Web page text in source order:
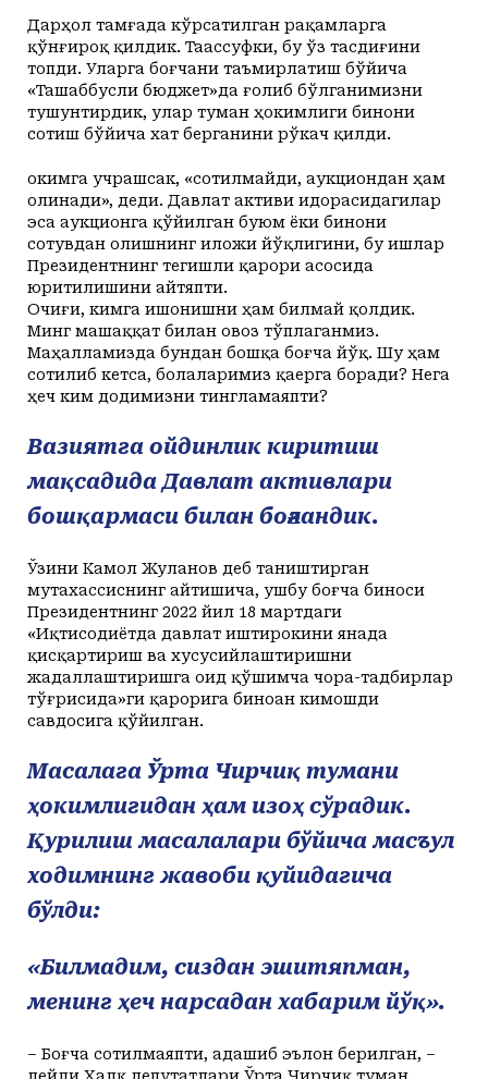
Дарҳол тамғада кўрсатилган рақамларга
қўнғироқ қилдик. Таассуфки, бу ўз тасдиғини
топди. Уларга боғчани таъмирлатиш бўйича
«Ташаббусли бюджет»да ғолиб бўлганимизни
тушунтирдик, улар туман ҳокимлиги бинони
сотиш бўйича хат берганини рўкач қилди.
Ҳокимга учрашсак, «сотилмайди, аукциондан ҳам
олинади», деди. Давлат активи идорасидагилар
эса аукционга қўйилган буюм ёки бинони
сотувдан олишнинг иложи йўқлигини, бу ишлар
Президентнинг тегишли қарори асосида
юритилишини айтяпти.
Очиғи, кимга ишонишни ҳам билмай қолдик.
Минг машаққат билан овоз тўплаганмиз.
Маҳалламизда бундан бошқа боғча йўқ. Шу ҳам
сотилиб кетса, болаларимиз қаерга боради? Нега
ҳеч ким додимизни тингламаяпти?
Вазиятга ойдинлик киритиш
мақсадида Давлат активлари
бошқармаси билан боғландик.
Ўзини Камол Жуланов деб таништирган
мутахассиснинг айтишича, ушбу боғча биноси
Президентнинг 2022 йил 18 мартдаги
«Иқтисодиётда давлат иштирокини янада
қисқартириш ва хусусийлаштиришни
жадаллаштиришга оид қўшимча чора-тадбирлар
тўғрисида»ги қарорига биноан кимошди
савдосига қўйилган.
Масалага Ўрта Чирчиқ тумани
ҳокимлигидан ҳам изоҳ сўрадик.
Қурилиш масалалари бўйича масъул
ходимнинг жавоби қуйидагича
бўлди:
«Билмадим, сиздан эшитяпман,
менинг ҳеч нарсадан хабарим йўқ».
– Боғча сотилмаяпти, адашиб эълон берилган, –